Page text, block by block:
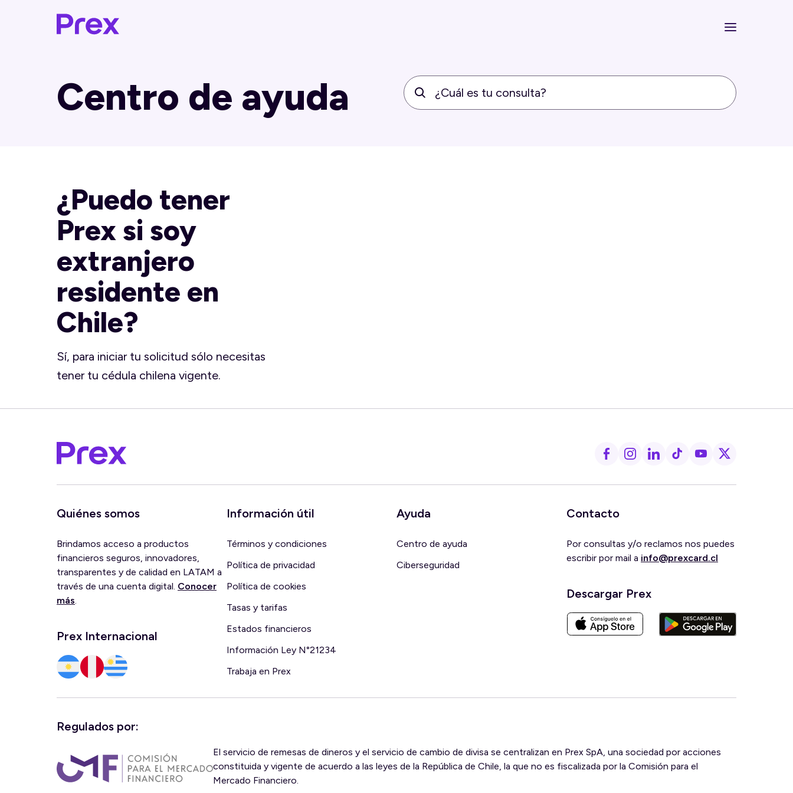
Centro de ayuda
¿Puedo tener
Prex si soy
extranjero
residente en
Chile?
Sí, para iniciar tu solicitud sólo necesitas
tener tu cédula chilena vigente.
Quiénes somos
Brindamos acceso a productos
financieros seguros, innovadores,
transparentes y de calidad en LATAM a
través de una cuenta digital. Conocer
más.
Prex Internacional
Información útil
Términos y condiciones
Política de privacidad
Política de cookies
Tasas y tarifas
Estados financieros
Información Ley N°21234
Trabaja en Prex
Ayuda
Centro de ayuda
Ciberseguridad
Contacto
Por consultas y/o reclamos nos puedes
escribir por mail a info@prexcard.cl
Descargar Prex
Regulados por:
El servicio de remesas de dineros y el servicio de cambio de divisa se centralizan en Prex SpA, una sociedad por acciones
constituida y vigente de acuerdo a las leyes de la República de Chile, la que no es fiscalizada por la Comisión para el
Mercado Financiero.